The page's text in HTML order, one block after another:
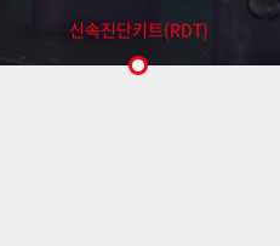
신속진단키트(RDT)